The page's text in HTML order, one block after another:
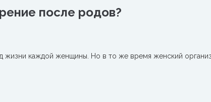
после родов?
жизни каждой женщины. Но в то же время женский